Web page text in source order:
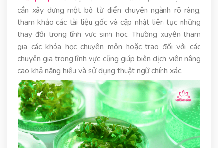
cần xây dựng một bộ từ điển chuyên ngành rõ ràng,
tham khảo các tài liệu gốc và cập nhật liên tục những
thay đổi trong lĩnh vực sinh học. Thường xuyên tham
gia các khóa học chuyên môn hoặc trao đổi với các
chuyên gia trong lĩnh vực cũng giúp biên dịch viên nâng
cao khả năng hiểu và sử dụng thuật ngữ chính xác.